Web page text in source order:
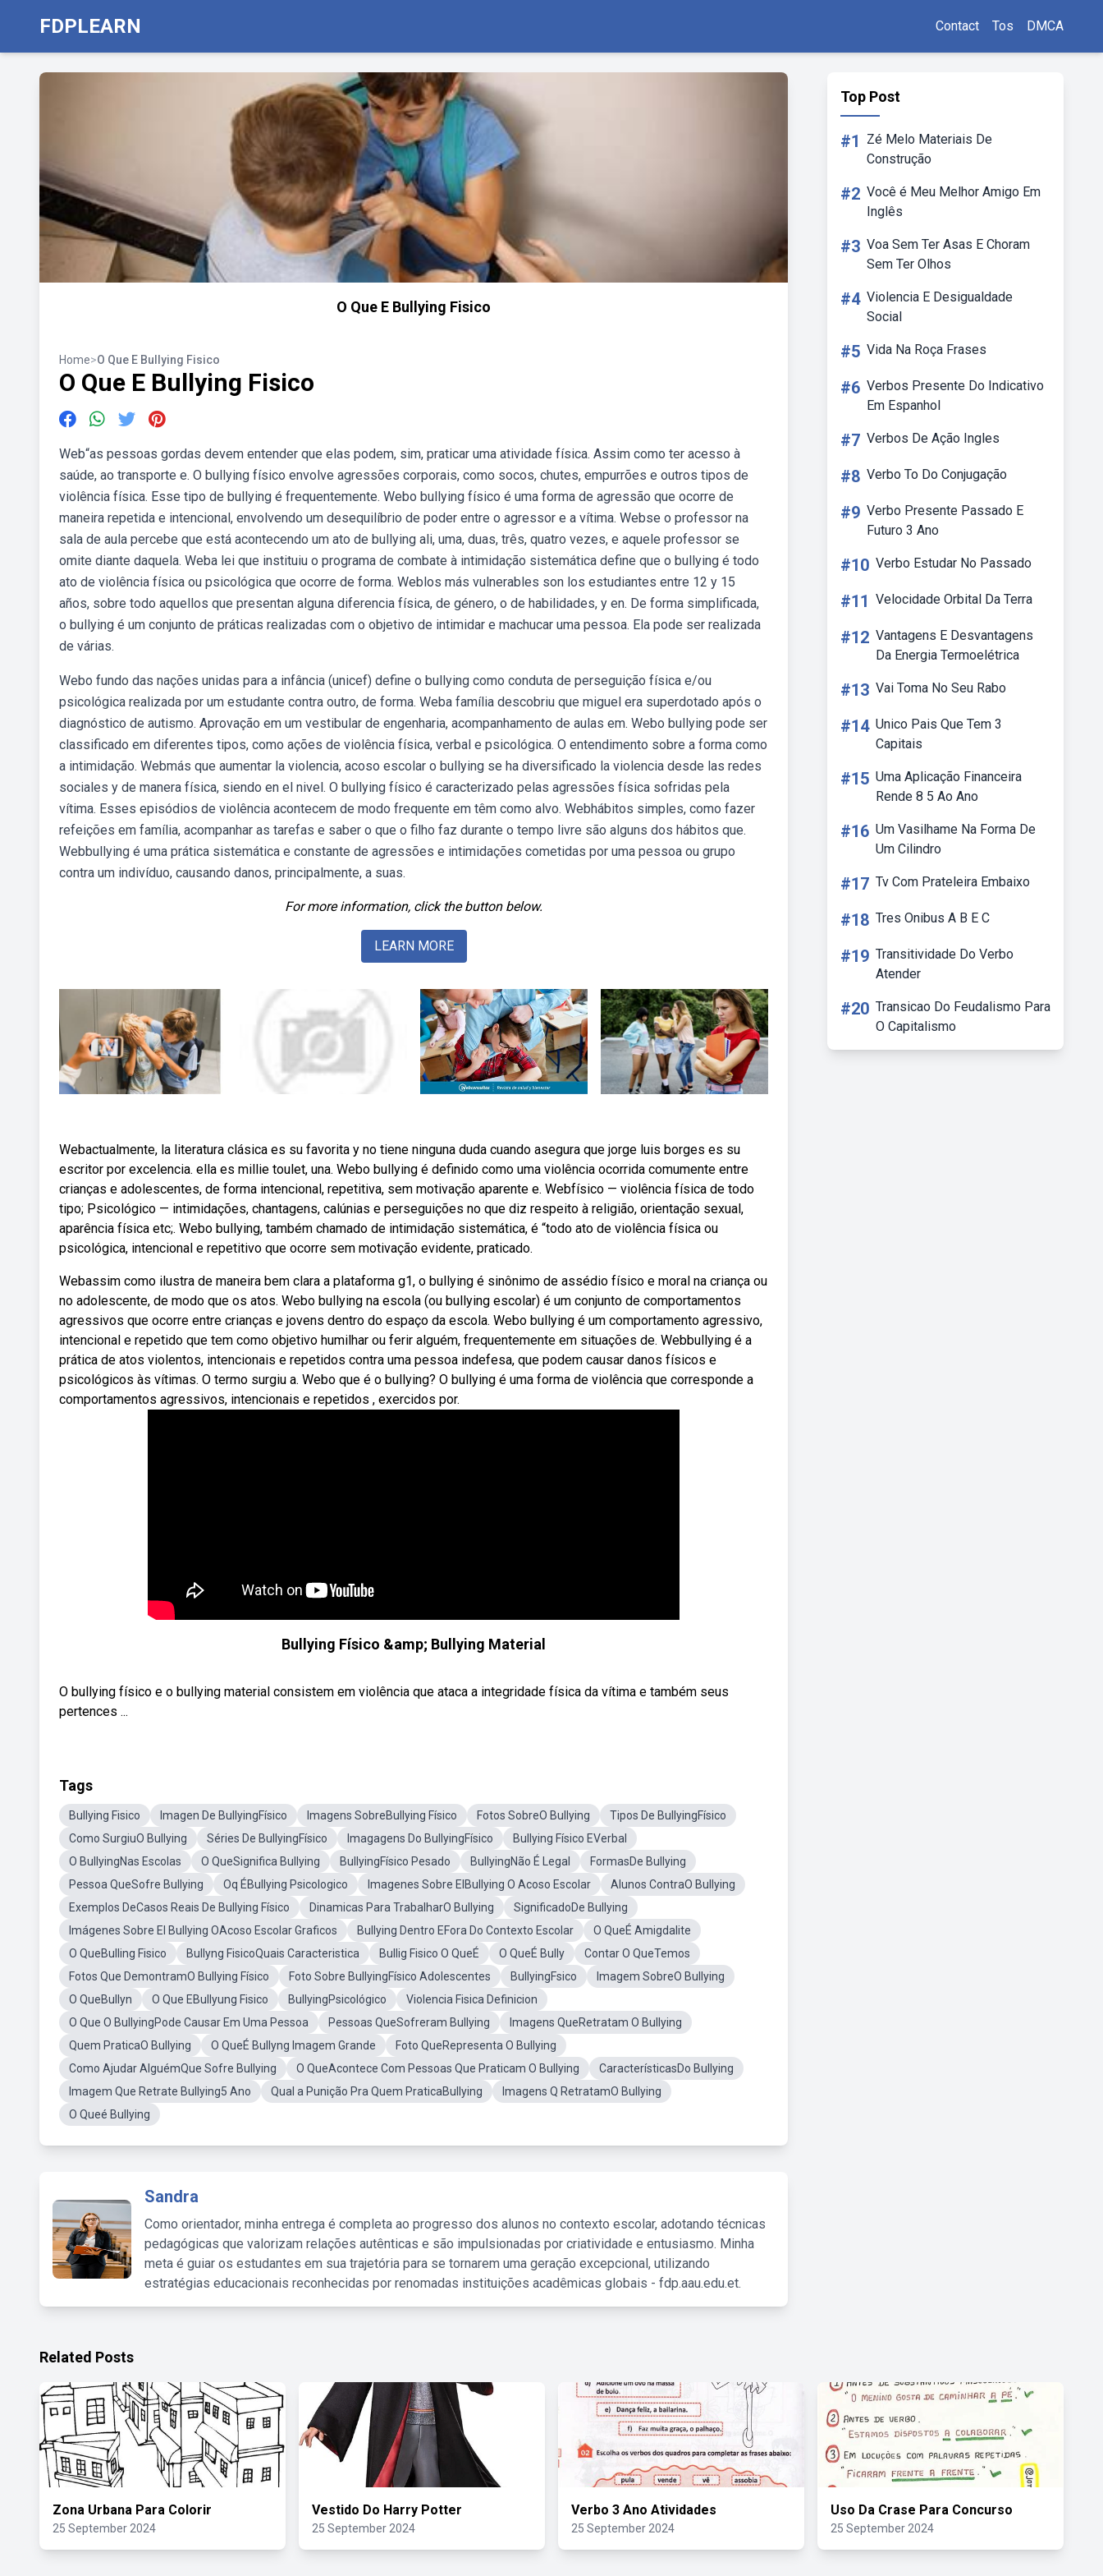
FDPLEARN Contact Tos DMCA
O Que E Bullying Fisico
Home>O Que E Bullying Fisico
O Que E Bullying Fisico
Web“as pessoas gordas devem entender que elas podem, sim, praticar uma atividade física. Assim como ter acesso à
saúde, ao transporte e. O bullying físico envolve agressões corporais, como socos, chutes, empurrões e outros tipos de
violência física. Esse tipo de bullying é frequentemente. Webo bullying físico é uma forma de agressão que ocorre de
maneira repetida e intencional, envolvendo um desequilíbrio de poder entre o agressor e a vítima. Webse o professor na
sala de aula percebe que está acontecendo um ato de bullying ali, uma, duas, três, quatro vezes, e aquele professor se
omite diante daquela. Weba lei que instituiu o programa de combate à intimidação sistemática define que o bullying é todo
ato de violência física ou psicológica que ocorre de forma. Weblos más vulnerables son los estudiantes entre 12 y 15
años, sobre todo aquellos que presentan alguna diferencia física, de género, o de habilidades, y en. De forma simplificada,
o bullying é um conjunto de práticas realizadas com o objetivo de intimidar e machucar uma pessoa. Ela pode ser realizada
de várias.
Webo fundo das nações unidas para a infância (unicef) define o bullying como conduta de perseguição física e/ou
psicológica realizada por um estudante contra outro, de forma. Weba família descobriu que miguel era superdotado após o
diagnóstico de autismo. Aprovação em um vestibular de engenharia, acompanhamento de aulas em. Webo bullying pode ser
classificado em diferentes tipos, como ações de violência física, verbal e psicológica. O entendimento sobre a forma como
a intimidação. Webmás que aumentar la violencia, acoso escolar o bullying se ha diversificado la violencia desde las redes
sociales y de manera física, siendo en el nivel. O bullying físico é caracterizado pelas agressões física sofridas pela
vítima. Esses episódios de violência acontecem de modo frequente em têm como alvo. Webhábitos simples, como fazer
refeições em família, acompanhar as tarefas e saber o que o filho faz durante o tempo livre são alguns dos hábitos que.
Webbullying é uma prática sistemática e constante de agressões e intimidações cometidas por uma pessoa ou grupo
contra um indivíduo, causando danos, principalmente, a suas.
For more information, click the button below.
LEARN MORE
Webactualmente, la literatura clásica es su favorita y no tiene ninguna duda cuando asegura que jorge luis borges es su
escritor por excelencia. ella es millie toulet, una. Webo bullying é definido como uma violência ocorrida comumente entre
crianças e adolescentes, de forma intencional, repetitiva, sem motivação aparente e. Webfísico — violência física de todo
tipo; Psicológico — intimidações, chantagens, calúnias e perseguições no que diz respeito à religião, orientação sexual,
aparência física etc;. Webo bullying, também chamado de intimidação sistemática, é “todo ato de violência física ou
psicológica, intencional e repetitivo que ocorre sem motivação evidente, praticado.
Webassim como ilustra de maneira bem clara a plataforma g1, o bullying é sinônimo de assédio físico e moral na criança ou
no adolescente, de modo que os atos. Webo bullying na escola (ou bullying escolar) é um conjunto de comportamentos
agressivos que ocorre entre crianças e jovens dentro do espaço da escola. Webo bullying é um comportamento agressivo,
intencional e repetido que tem como objetivo humilhar ou ferir alguém, frequentemente em situações de. Webbullying é a
prática de atos violentos, intencionais e repetidos contra uma pessoa indefesa, que podem causar danos físicos e
psicológicos às vítimas. O termo surgiu a. Webo que é o bullying? O bullying é uma forma de violência que corresponde a
comportamentos agressivos, intencionais e repetidos , exercidos por.
Bullying Físico &amp; Bullying Material
O bullying físico e o bullying material consistem em violência que ataca a integridade física da vítima e também seus
pertences ...
Tags
Bullying Fisico Imagen De BullyingFísico Imagens SobreBullying Físico Fotos SobreO Bullying
Tipos De BullyingFísico
Como SurgiuO Bullying
Séries De BullyingFísico Imagagens Do BullyingFísico
Bullying Físico EVerbal
O BullyingNas Escolas
O QueSignifica Bullying BullyingFísico Pesado BullyingNão É Legal
FormasDe Bullying
Pessoa QueSofre Bullying
Oq ÉBullying Psicologico Imagenes Sobre ElBullying O Acoso Escolar
Alunos ContraO Bullying
Exemplos DeCasos Reais De Bullying Físico
Dinamicas Para TrabalharO Bullying
SignificadoDe Bullying
Imágenes Sobre El Bullying OAcoso Escolar Graficos
Bullying Dentro EFora Do Contexto Escolar
O QueÉ Amigdalite
O QueBulling Fisico
Bullyng FisicoQuais Caracteristica Bullig Fisico O QueÉ O QueÉ Bully
Contar O QueTemos
Fotos Que DemontramO Bullying Físico
Foto Sobre BullyingFísico Adolescentes BullyingFsico
Imagem SobreO Bullying
O QueBullyn
O Que EBullyung Fisico BullyingPsicológico
Violencia Fisica Definicion
O Que O BullyingPode Causar Em Uma Pessoa
Pessoas QueSofreram Bullying
Imagens QueRetratam O Bullying
Quem PraticaO Bullying
O QueÉ Bullyng Imagem Grande
Foto QueRepresenta O Bullying
Como Ajudar AlguémQue Sofre Bullying
O QueAcontece Com Pessoas Que Praticam O Bullying
CaracterísticasDo Bullying
Imagem Que Retrate Bullying5 Ano
Qual a Punição Pra Quem PraticaBullying
Imagens Q RetratamO Bullying
O Queé Bullying
Sandra
Como orientador, minha entrega é completa ao progresso dos alunos no contexto escolar, adotando técnicas
pedagógicas que valorizam relações autênticas e são impulsionadas por criatividade e entusiasmo. Minha
meta é guiar os estudantes em sua trajetória para se tornarem uma geração excepcional, utilizando
estratégias educacionais reconhecidas por renomadas instituições acadêmicas globais - fdp.aau.edu.et.
Top Post
#1
Zé Melo Materiais De
Construção
#2 Você é Meu Melhor Amigo Em
Inglês
#3 Voa Sem Ter Asas E Choram
Sem Ter Olhos
#4 Violencia E Desigualdade
Social
#5 Vida Na Roça Frases
#6 Verbos Presente Do Indicativo
Em Espanhol
#7 Verbos De Ação Ingles
#8 Verbo To Do Conjugação
#9 Verbo Presente Passado E
Futuro 3 Ano
#10 Verbo Estudar No Passado
#11 Velocidade Orbital Da Terra
#12 Vantagens E Desvantagens
Da Energia Termoelétrica
#13 Vai Toma No Seu Rabo
#14 Unico Pais Que Tem 3
Capitais
#15 Uma Aplicação Financeira
Rende 8 5 Ao Ano
#16 Um Vasilhame Na Forma De
Um Cilindro
#17 Tv Com Prateleira Embaixo
#18 Tres Onibus A B E C
#19 Transitividade Do Verbo
Atender
#20 Transicao Do Feudalismo Para
O Capitalismo
Related Posts
Zona Urbana Para Colorir
25 September 2024
Vestido Do Harry Potter
25 September 2024
Verbo 3 Ano Atividades
25 September 2024
Uso Da Crase Para Concurso
25 September 2024